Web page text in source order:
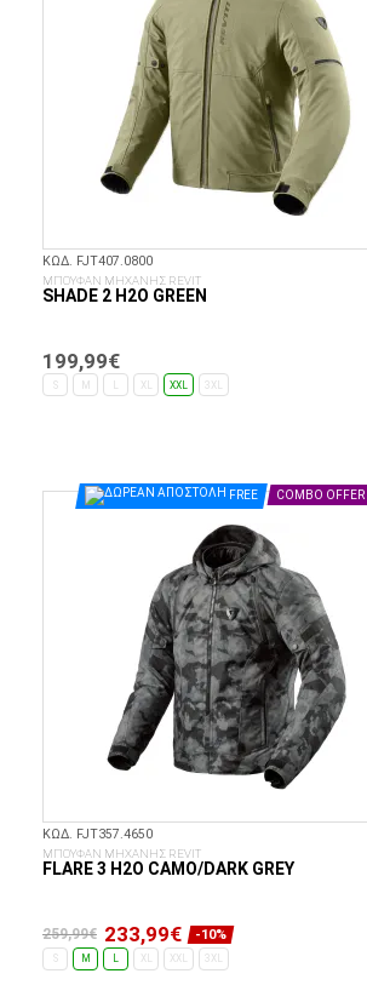
ΚΩΔ. FJT407.0800
ΜΠΟΥΦΑΝ ΜΗΧΑΝΗΣ REVIT
SHADE 2 H2O GREEN
199,99€
S XL XXL 3XL
FREE COMBO OFFER
ΚΩΔ. FJT357.4650
ΜΠΟΥΦΑΝ ΜΗΧΑΝΗΣ REVIT
FLARE 3 H2O CAMO/DARK GREY
259,99€ 233,99€ -10%
S M L XL XXL 3XL